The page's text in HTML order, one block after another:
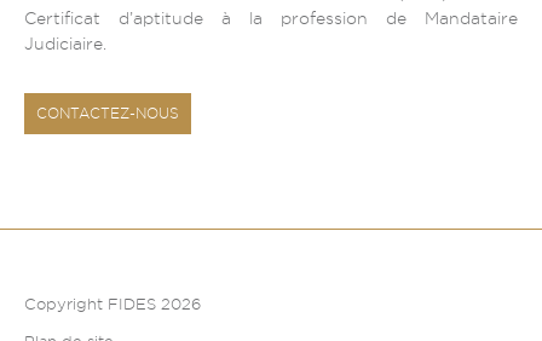
Certificat d’aptitude à la profession de Mandataire
Judiciaire.
CONTACTEZ-NOUS
Copyright FIDES 2026